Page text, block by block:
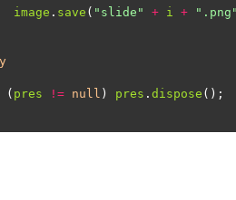
image . save ( "slide" + i + ".png"
( pres != null ) pres . dispose